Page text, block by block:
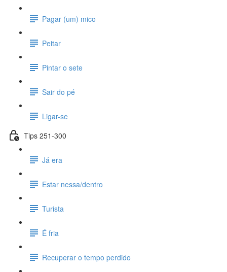
Pagar (um) mico
Peitar
Pintar o sete
Sair do pé
Ligar-se
Tips 251-300
Já era
Estar nessa/dentro
Turista
É fria
Recuperar o tempo perdido